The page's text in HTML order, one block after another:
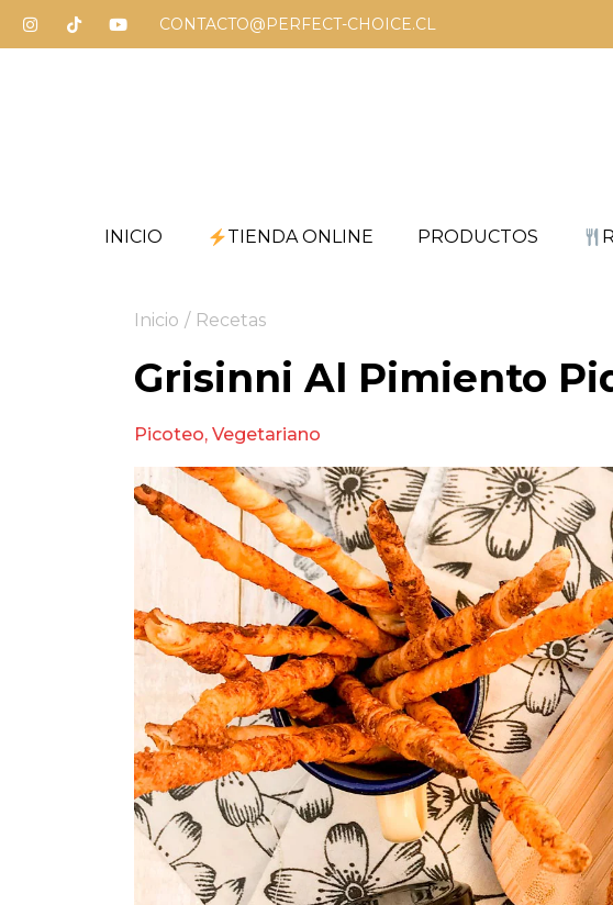
CONTACTO@PERFECT-CHOICE.CL
INICIO TIENDA ONLINE PRODUCTOS
Inicio / Recetas
Grisinni Al Pimiento
Picoteo, Vegetariano